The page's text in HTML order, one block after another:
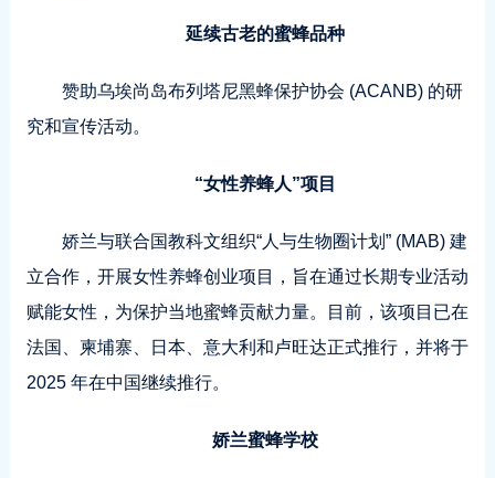
延续古老的蜜蜂品种
赞助乌埃尚岛布列塔尼黑蜂保护协会 (ACANB) 的研
究和宣传活动。
“女性养蜂人”项目
娇兰与联合国教科文组织“人与生物圈计划” (MAB) 建
立合作，开展女性养蜂创业项目，旨在通过长期专业活动
赋能女性，为保护当地蜜蜂贡献力量。目前，该项目已在
法国、柬埔寨、日本、意大利和卢旺达正式推行，并将于
2025 年在中国继续推行。
娇兰蜜蜂学校